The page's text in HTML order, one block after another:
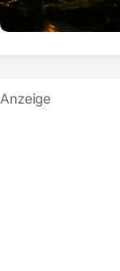
Anzeige